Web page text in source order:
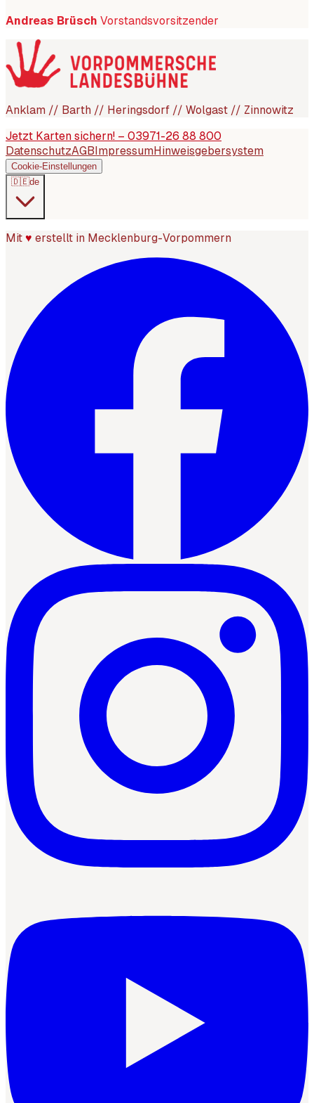
Andreas Brüsch Vorstandsvorsitzender
Anklam // Barth // Heringsdorf // Wolgast // Zinnowitz
Jetzt Karten sichern! – 03971-26 88 800
DatenschutzAGBImpressumHinweisgebersystem
Cookie-Einstellungen
🇩🇪de
Mit ♥ erstellt in Mecklenburg-Vorpommern